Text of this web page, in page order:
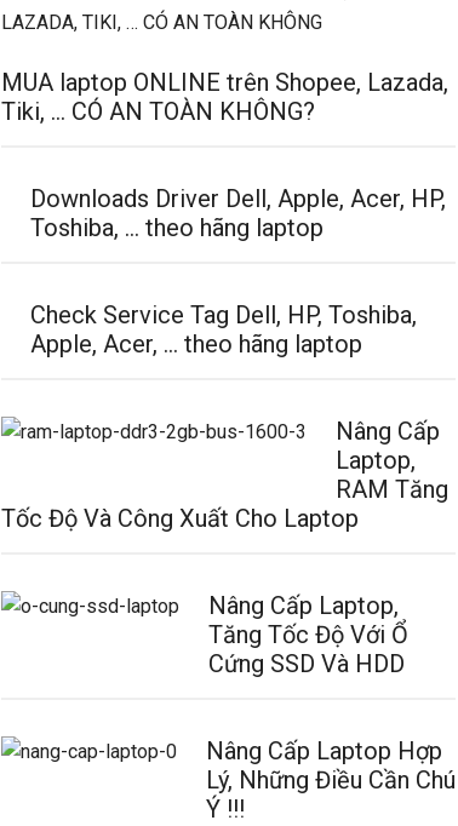
MUA laptop ONLINE trên Shopee, Lazada,
Tiki, … CÓ AN TOÀN KHÔNG?
Downloads Driver Dell, Apple, Acer, HP,
Toshiba, … theo hãng laptop
Check Service Tag Dell, HP, Toshiba,
Apple, Acer, … theo hãng laptop
Nâng Cấp
Laptop,
RAM Tăng
Tốc Độ Và Công Xuất Cho Laptop
Nâng Cấp Laptop,
Tăng Tốc Độ Với Ổ
Cứng SSD Và HDD
Nâng Cấp Laptop Hợp
Lý, Những Điều Cần Chú
Ý !!!